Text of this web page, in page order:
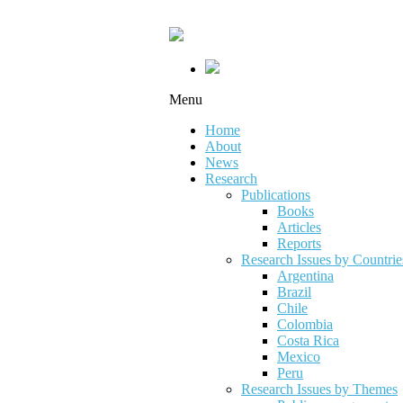
Menu
Home
About
News
Research
Publications
Books
Articles
Reports
Research Issues by
Argentina
Brazil
Chile
Colombia
Costa Rica
Mexico
Peru
Research Issues by Themes